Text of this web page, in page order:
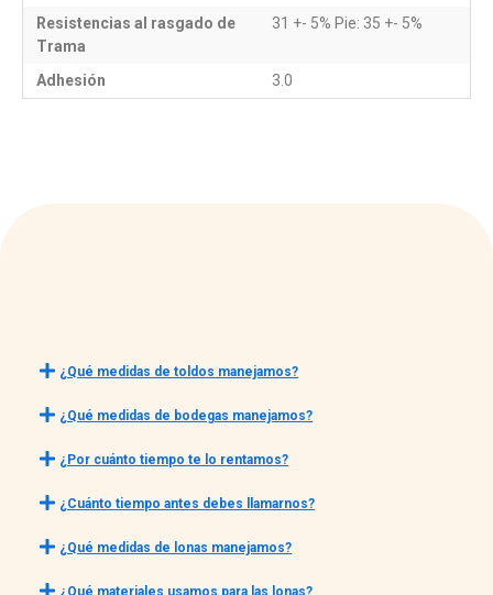
Resistencias al rasgado de
Trama
31 +- 5% Pie: 35 +- 5%
Adhesión 3.0
¿Qué medidas de toldos manejamos?
¿Qué medidas de bodegas manejamos?
¿Por cuánto tiempo te lo rentamos?
¿Cuánto tiempo antes debes llamarnos?
¿Qué medidas de lonas manejamos?
¿Qué materiales usamos para las lonas?